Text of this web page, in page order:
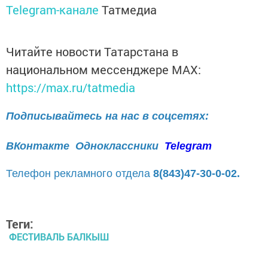
Telegram-канале Татмедиа
Читайте новости Татарстана в
национальном мессенджере MАХ:
https://max.ru/tatmedia
Подписывайтесь на нас в соцсетях:
ВКонтакте Одноклассники Telegram
Телефон рекламного отдела 8(843)47-30-0-02.
Теги:
ФЕСТИВАЛЬ БАЛКЫШ